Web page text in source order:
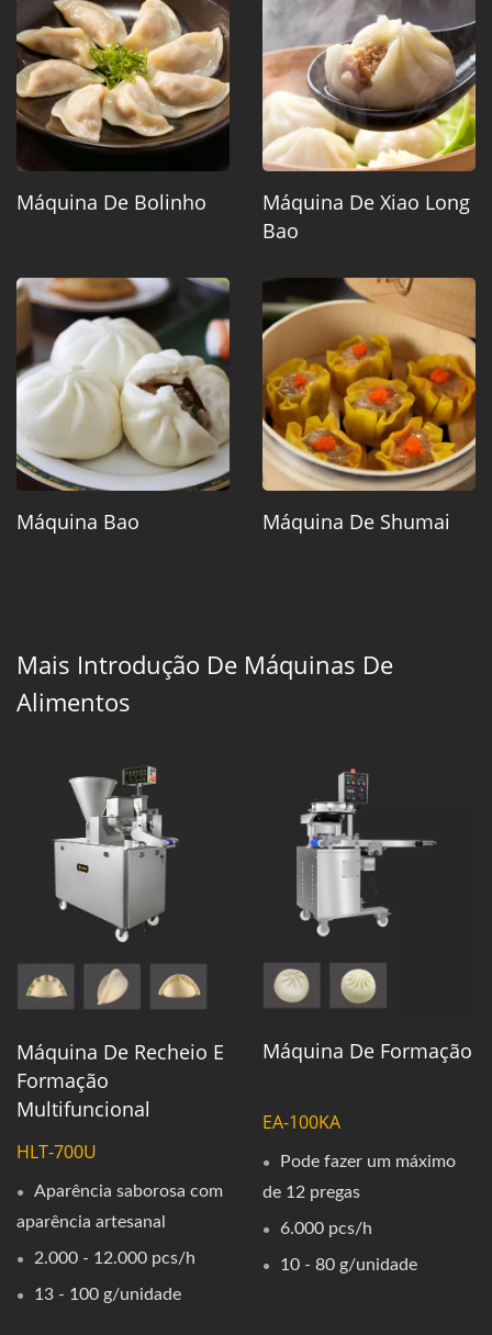
Máquina De Bolinho
Máquina De Xiao Long
Bao
Máquina Bao Máquina De Shumai
Mais Introdução De Máquinas De
Alimentos
Máquina De Recheio E
Formação
Multifuncional
HLT-700U
Aparência saborosa com
aparência artesanal
2.000 - 12.000 pcs/h
13 - 100 g/unidade
Máquina De Formação
EA-100KA
Pode fazer um máximo
de 12 pregas
6.000 pcs/h
10 - 80 g/unidade